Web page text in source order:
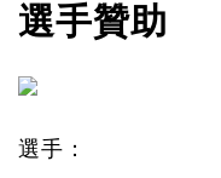
選手贊助
選手：